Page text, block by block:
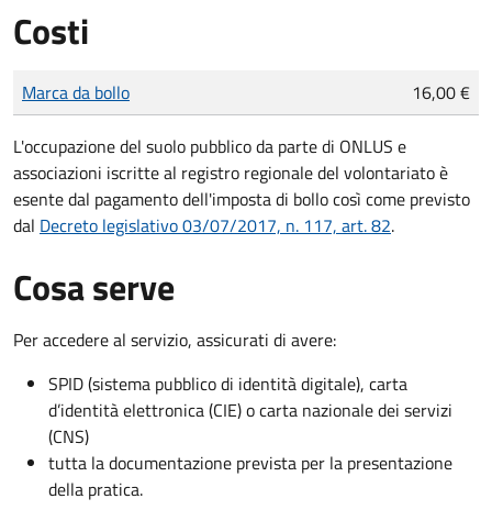
Costi
Tipo di pagamento
Importo
Marca da bollo 16,00 €
L'occupazione del suolo pubblico da parte di ONLUS e
associazioni iscritte al registro regionale del volontariato è
esente dal pagamento dell'imposta di bollo così come previsto
dal Decreto legislativo 03/07/2017, n. 117, art. 82.
Cosa serve
Per accedere al servizio, assicurati di avere:
SPID (sistema pubblico di identità digitale), carta
d’identità elettronica (CIE) o carta nazionale dei servizi
(CNS)
tutta la documentazione prevista per la presentazione
della pratica.